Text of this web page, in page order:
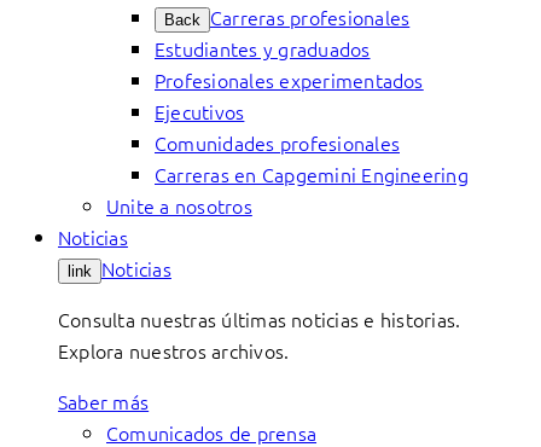
Back Carreras profesionales
Estudiantes y graduados
Profesionales experimentados
Ejecutivos
Comunidades profesionales
Carreras en Capgemini Engineering
Unite a nosotros
Noticias
link Noticias
Consulta nuestras últimas noticias e historias.
Explora nuestros archivos.
Saber más
Comunicados de prensa